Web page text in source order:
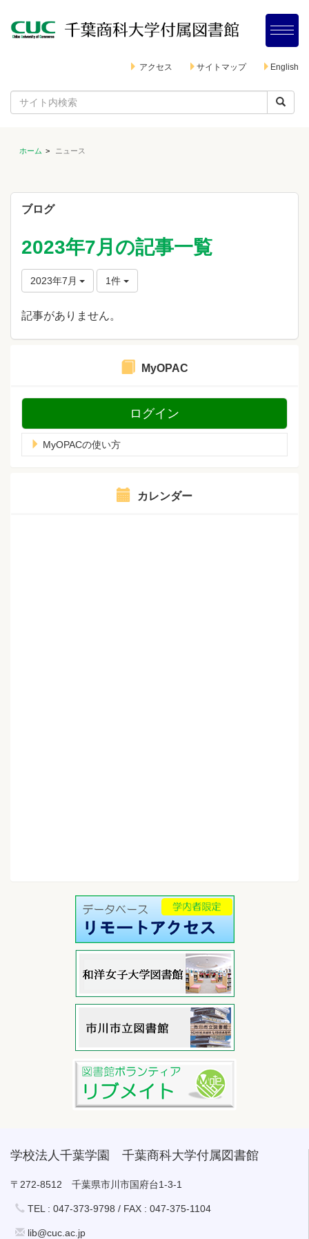
アクセス サイトマップ English
ホーム ニュース
ブログ
2023年7月の記事一覧
2023年7月 1件
記事がありません。
MyOPAC
ログイン
MyOPACの使い方
カレンダー
学校法人千葉学園 千葉商科大学付属図書館
〒272-8512 千葉県市川市国府台1-3-1
TEL : 047-373-9798 / FAX : 047-375-1104
lib@cuc.ac.jp